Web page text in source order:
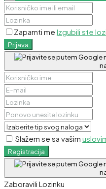
Zapamti me Izgubili ste
Prijava
Slažem se sa vašim
Registracija
Zaboravili Lozinku